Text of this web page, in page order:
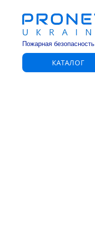
Пожарная безопасность
КАТАЛОГ